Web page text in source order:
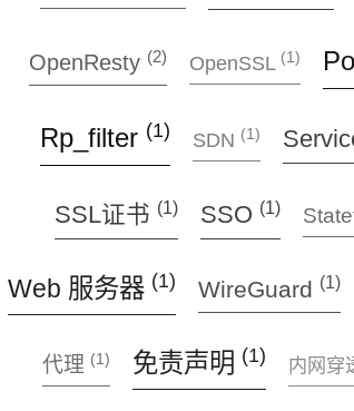
OpenResty (2) OpenSSL (1)
Rp_filter (1) SDN (1)
SSL证书 (1) SSO (1)
Web 服务器 (1) WireGuard (1)
代理 (1) 免责声明 (1) 内网穿